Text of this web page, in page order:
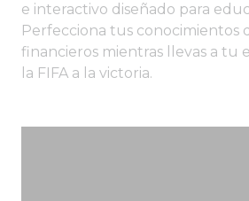
e interactivo diseñado para
Perfecciona tus conocimientos
financieros mientras llevas a tu
la FIFA a la victoria.